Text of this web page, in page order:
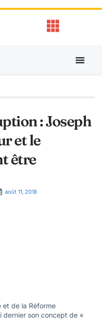
: Joseph
et le
être
août 11, 2018
et de la Réforme
dernier son concept de «